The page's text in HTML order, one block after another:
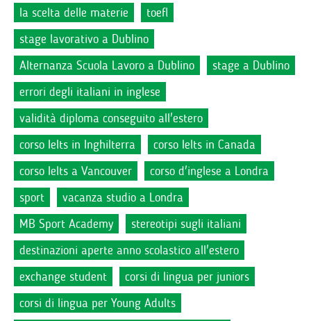
la scelta delle materie
toefl
stage lavorativo a Dublino
Alternanza Scuola Lavoro a Dublino
stage a Dublino
errori degli italiani in inglese
validità diploma conseguito all'estero
corso Ielts in Inghilterra
corso Ielts in Canada
corso Ielts a Vancouver
corso d'inglese a Londra
sport
vacanza studio a Londra
MB Sport Academy
stereotipi sugli italiani
destinazioni aperte anno scolastico all'estero
exchange student
corsi di lingua per juniors
corsi di lingua per Young Adults